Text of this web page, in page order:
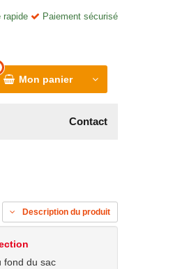
rapide Paiement sécurisé
Mon panier
Contact
Description du produit
fond du sac